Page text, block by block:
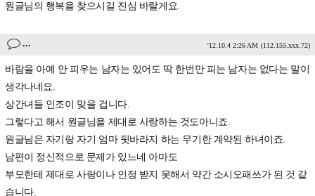
원글님의 행복을 찾으시길 진심 바랄게요.
... '12.10.4 2:26 AM (112.155.xxx.72)
바람을 아예 안 피우는 남자는 있어도 딱 한번만 피는 남자는 없다는 말이
생각나네요.
상간녀들 인조이 맞을 겁니다.
그렇다고 해서 원글님을 제대로 사랑하는 것도아니죠.
원글님은 자기랑 자기 엄마 뒷바라지 하는 무기한 계약된 하녀이죠.
남편이 정신적으로 문제가 있느네 아마도
부모한테 제대로 사랑이나 인정 받지 못해서 약간 소시오패쓰가 된 것 같
습니다.